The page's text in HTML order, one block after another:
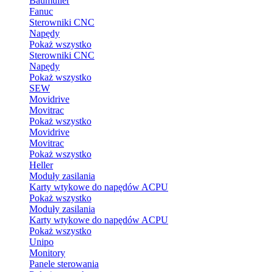
Fanuc
Sterowniki CNC
Napędy
Pokaż wszystko
Sterowniki CNC
Napędy
Pokaż wszystko
SEW
Movidrive
Movitrac
Pokaż wszystko
Movidrive
Movitrac
Pokaż wszystko
Heller
Moduły zasilania
Karty wtykowe do napędów ACPU
Pokaż wszystko
Moduły zasilania
Karty wtykowe do napędów ACPU
Pokaż wszystko
Unipo
Monitory
Panele sterowania